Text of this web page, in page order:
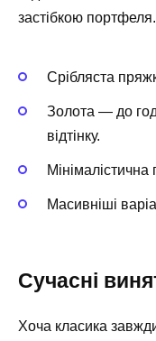
застібкою портфеля.
Срібляста
Золота — до
відтінку.
Масивніші
Сучасні
Хоча класика